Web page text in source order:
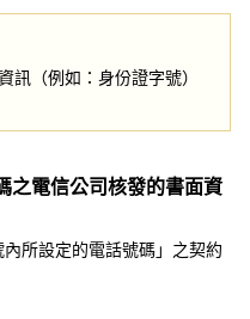
訊（例如：身份證字號）
之電信公司核發的書面資
所設定的電話號碼」之契約